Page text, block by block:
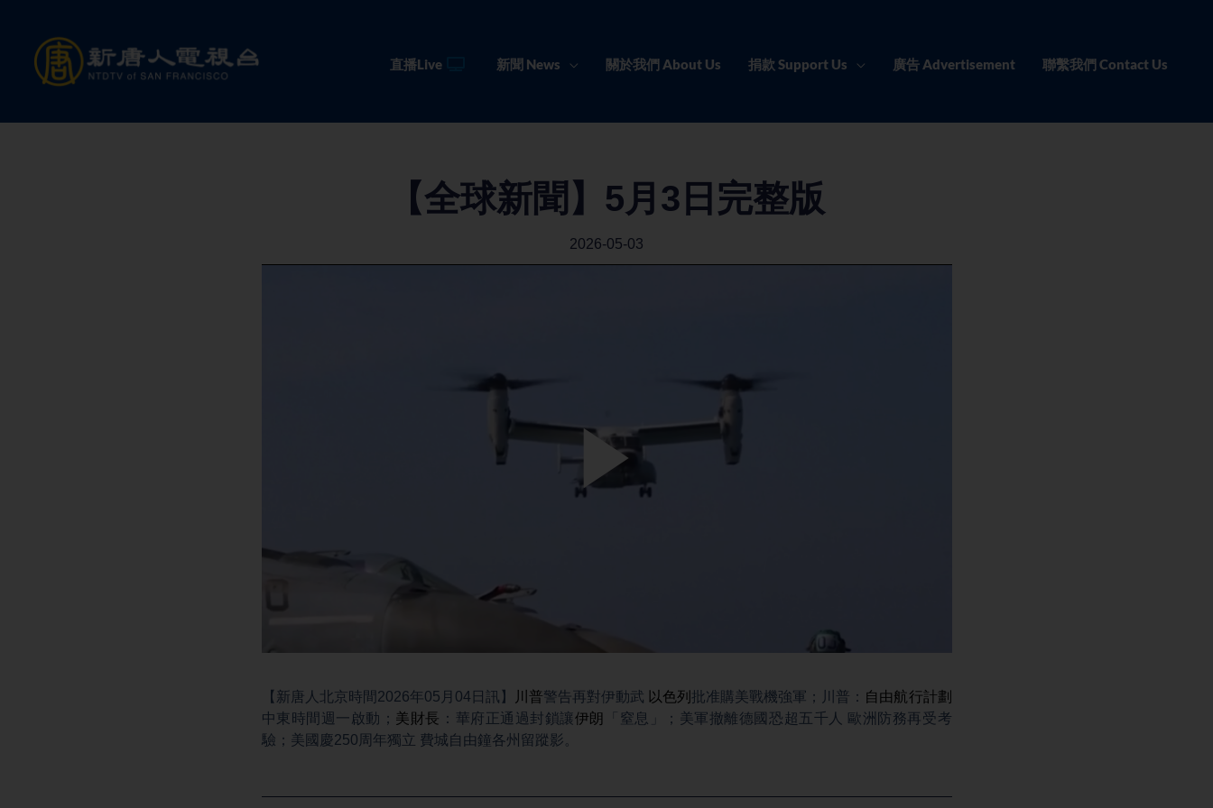
content
直播Live 新聞 News 關於我們 About Us 捐款 Support Us 廣告 Advertisement 聯繫我們 Contact Us
【全球新聞】5月3日完整版
2026-05-03
【新唐人北京時間2026年05月04日訊】 川普警告再對伊動武 以色列 批准購美戰機強軍；川普： 自由航行計劃
中東時間週一啟動； 美財長 ：華府正通過封鎖讓伊朗
「窒息」；美軍撤離德國恐超五千人 歐洲防務再受考
驗；美國慶250周年獨立 費城自由鐘各州留蹤影。